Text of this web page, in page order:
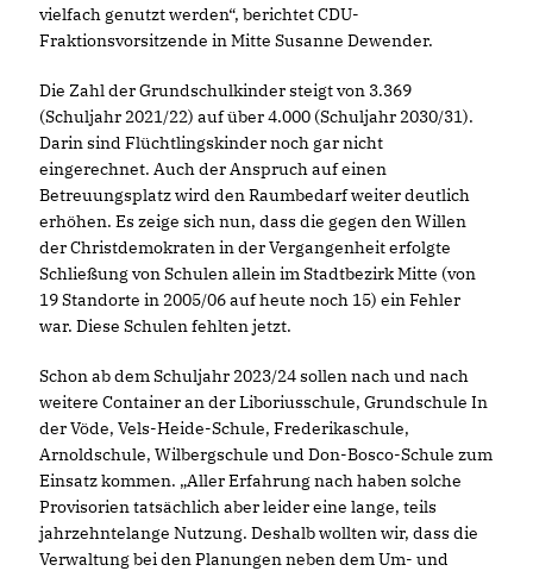
vielfach genutzt werden“, berichtet CDU-
Fraktionsvorsitzende in Mitte Susanne Dewender.
Die Zahl der Grundschulkinder steigt von 3.369
(Schuljahr 2021/22) auf über 4.000 (Schuljahr 2030/31).
Darin sind Flüchtlingskinder noch gar nicht
eingerechnet. Auch der Anspruch auf einen
Betreuungsplatz wird den Raumbedarf weiter deutlich
erhöhen. Es zeige sich nun, dass die gegen den Willen
der Christdemokraten in der Vergangenheit erfolgte
Schließung von Schulen allein im Stadtbezirk Mitte (von
19 Standorte in 2005/06 auf heute noch 15) ein Fehler
war. Diese Schulen fehlten jetzt.
Schon ab dem Schuljahr 2023/24 sollen nach und nach
weitere Container an der Liboriusschule, Grundschule In
der Vöde, Vels-Heide-Schule, Frederikaschule,
Arnoldschule, Wilbergschule und Don-Bosco-Schule zum
Einsatz kommen. „Aller Erfahrung nach haben solche
Provisorien tatsächlich aber leider eine lange, teils
jahrzehntelange Nutzung. Deshalb wollten wir, dass die
Verwaltung bei den Planungen neben dem Um- und